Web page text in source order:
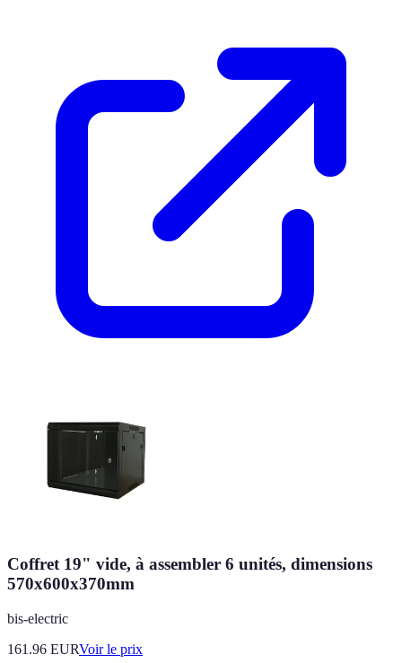
Coffret 19" vide, à assembler 6 unités, dimensions
570x600x370mm
bis-electric
161.96 EURVoir le prix